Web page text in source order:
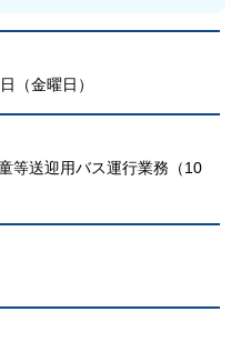
（金曜日）
等送迎用バス運行業務（10